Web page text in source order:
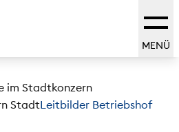
MENÜ
im Stadtkonzern
StadtLeitbilder Betriebshof